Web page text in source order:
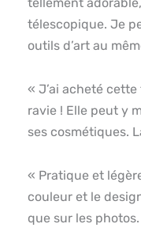
tellement
télescopique. Je
outils d’art au
« J’ai acheté
ravie ! Elle peut y
ses cosmétiques.
« Pratique et
couleur et le
que sur les